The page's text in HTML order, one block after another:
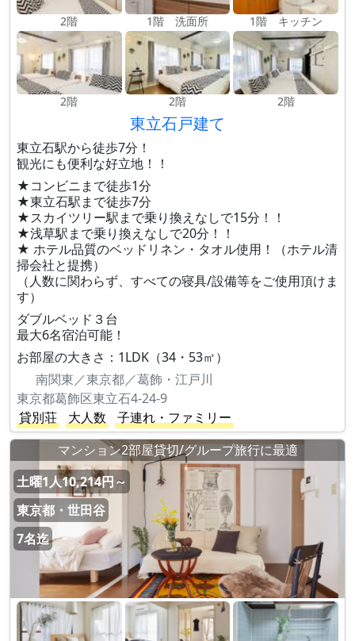
2階 1階 洗面所 1階 キッチン
2階 2階 2階
東立石戸建て
東立石駅から徒歩7分！
観光にも便利な好立地！！
★コンビニまで徒歩1分
★東立石駅まで徒歩7分
★スカイツリー駅まで乗り換えなしで15分！！
★浅草駅まで乗り換えなしで20分！！
★ ホテル品質のベッドリネン・タオル使用！（ホテル清
掃会社と提携）
（人数に関わらず、すべての寝具/設備等をご使用頂けま
す）
ダブルベッド３台
最大6名宿泊可能！
お部屋の大きさ：1LDK（34・53㎡）
南関東／東京都／葛飾・江戸川
東京都葛飾区東立石4-24-9
貸別荘
大人数
子連れ・ファミリー
マンション2部屋貸切/グループ旅行に最適
土曜1人10,214円～
東京都・世田谷
7名迄